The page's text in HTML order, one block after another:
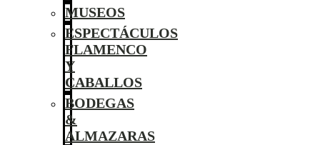
MUSEOS
ESPECTÁCULOS
FLAMENCO
Y
CABALLOS
BODEGAS
&
ALMAZARAS